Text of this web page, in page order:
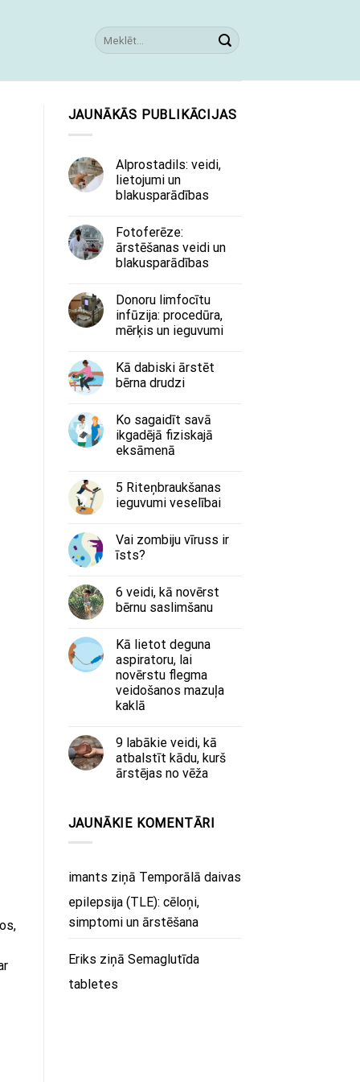
JAUNĀKĀS PUBLIKĀCIJAS
Alprostadils: veidi,
lietojumi un
blakusparādības
Fotoferēze:
ārstēšanas veidi un
blakusparādības
Donoru limfocītu
infūzija: procedūra,
mērķis un ieguvumi
Kā dabiski ārstēt
bērna drudzi
Ko sagaidīt savā
ikgadējā fiziskajā
eksāmenā
5 Riteņbraukšanas
ieguvumi veselībai
Vai zombiju vīruss ir
īsts?
6 veidi, kā novērst
bērnu saslimšanu
Kā lietot deguna
aspiratoru, lai
novērstu flegma
veidošanos mazuļa
kaklā
9 labākie veidi, kā
atbalstīt kādu, kurš
ārstējas no vēža
JAUNĀKIE KOMENTĀRI
imants ziņā Temporālā daivas
epilepsija (TLE): cēloņi,
simptomi un ārstēšana
Eriks ziņā Semaglutīda
tabletes